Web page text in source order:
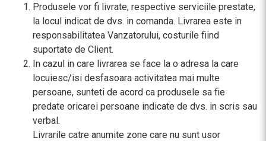
Produsele vor fi livrate, respective serviciile prestate,
la locul indicat de dvs. in comanda. Livrarea este in
responsabilitatea Vanzatorului, costurile fiind
suportate de Client.
In cazul in care livrarea se face la o adresa la care
locuiesc/isi desfasoara activitatea mai multe
persoane, sunteti de acord ca produsele sa fie
predate oricarei persoane indicate de dvs. in scris sau
verbal.
Livrarile catre anumite zone care nu sunt usor